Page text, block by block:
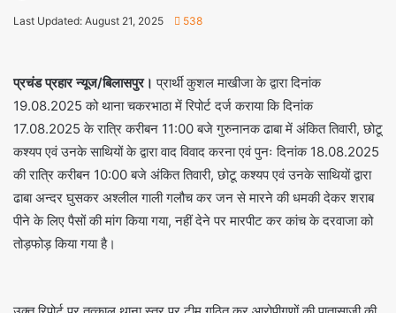
Last Updated: August 21, 2025 538
प्रचंड प्रहार न्यूज/बिलासपुर। प्रार्थी कुशल माखीजा के द्वारा दिनांक
19.08.2025 को थाना चकरभाठा में रिपोर्ट दर्ज कराया कि दिनांक
17.08.2025 के रात्रि करीबन 11:00 बजे गुरुनानक ढाबा में अंकित तिवारी, छोटू
कश्यप एवं उनके साथियों के द्वारा वाद विवाद करना एवं पुनः दिनांक 18.08.2025
की रात्रि करीबन 10:00 बजे अंकित तिवारी, छोटू कश्यप एवं उनके साथियों द्वारा
ढाबा अन्दर घुसकर अश्लील गाली गलौच कर जन से मारने की धमकी देकर शराब
पीने के लिए पैसों की मांग किया गया, नहीं देने पर मारपीट कर कांच के दरवाजा को
तोड़फोड़ किया गया है।